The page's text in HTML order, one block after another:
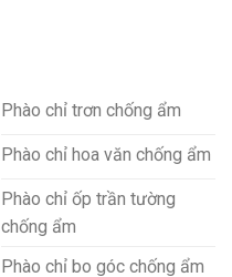
Phào chỉ trơn chống ẩm
Phào chỉ hoa văn chống ẩm
Phào chỉ ốp trần tường
chống ẩm
Phào chỉ bo góc chống ẩm